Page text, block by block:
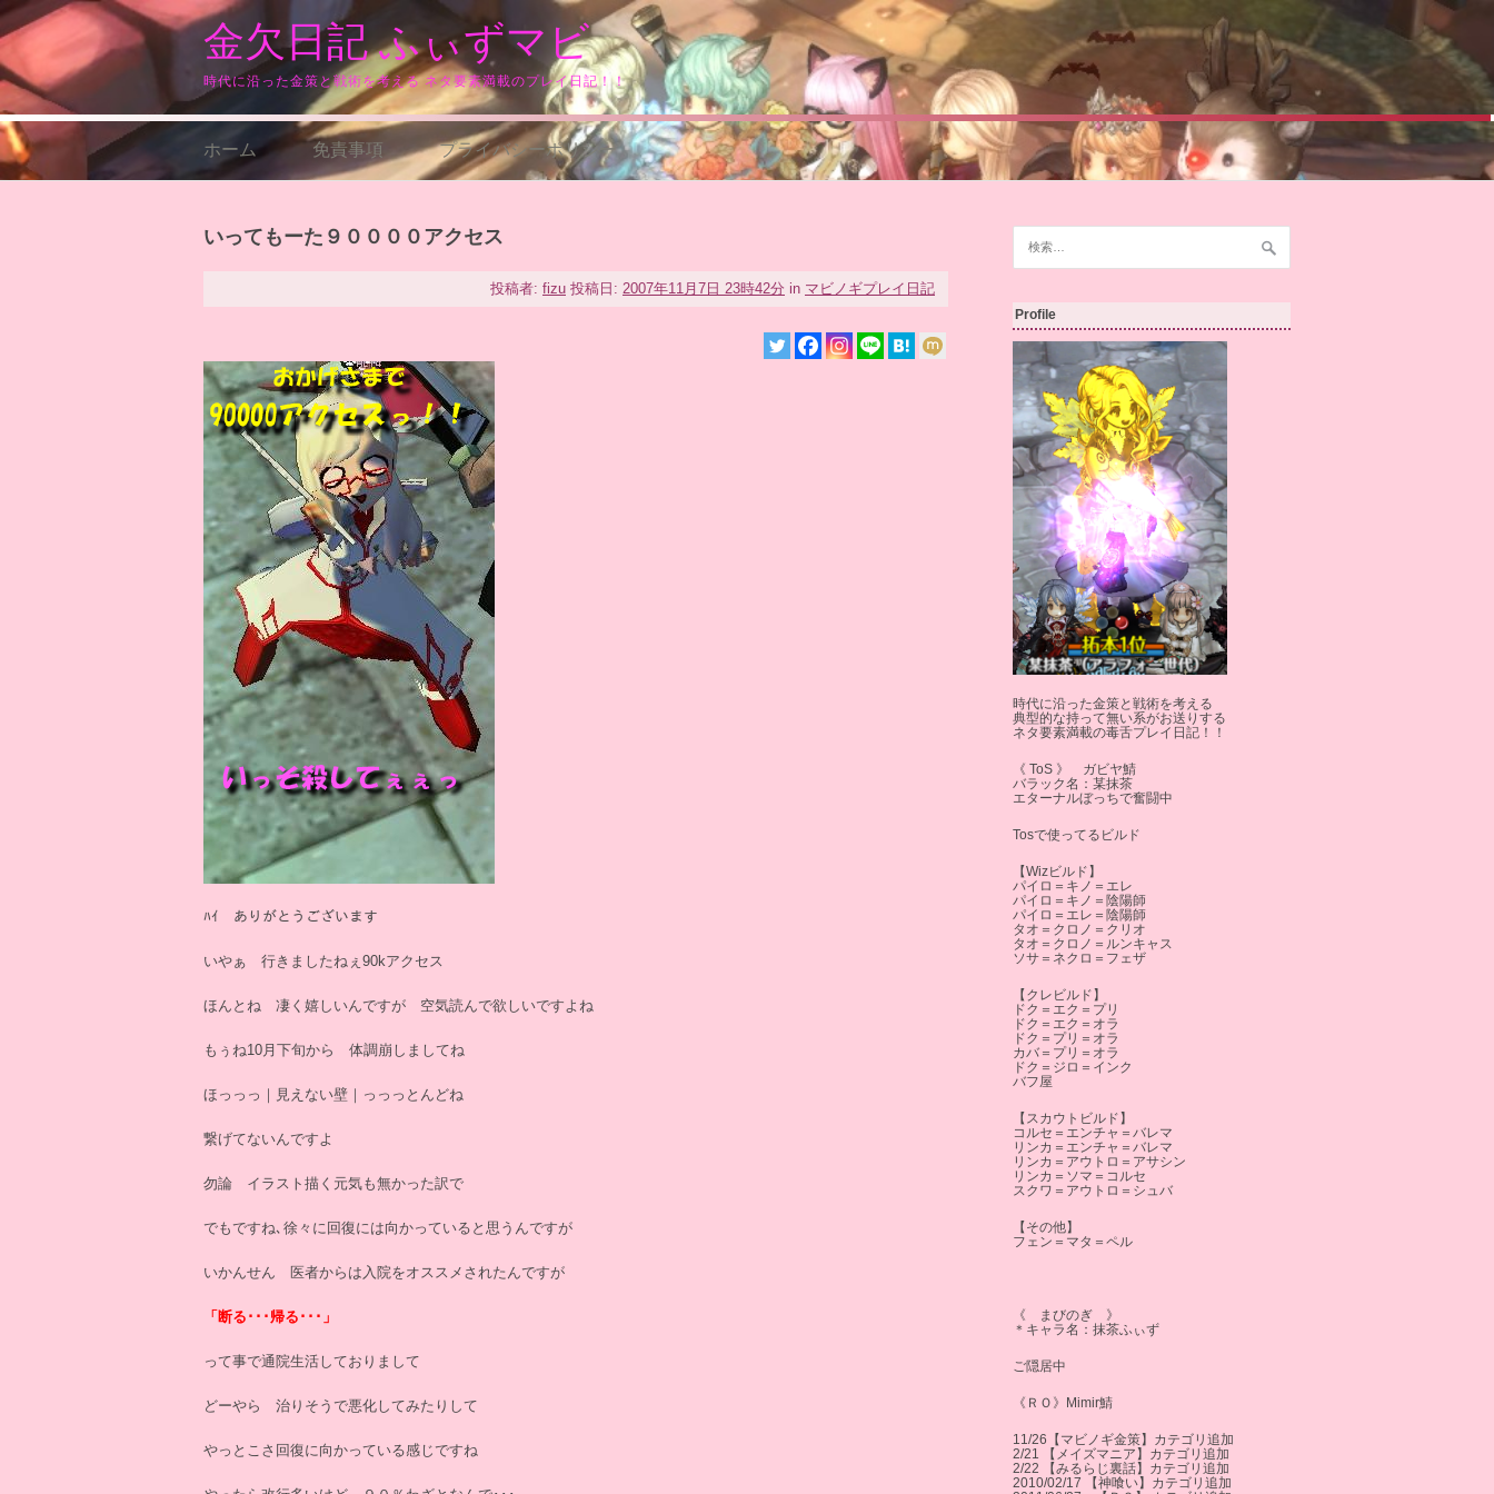
コ
ン
ン
へ
ス
キ
金欠日記 ふぃずマビ
時代に沿った金策と戦術を考える ネタ要素満載のプレイ日記！！
ホーム 免責事項 プライバシーポリシー
いってもーた９００００アクセス
投稿者: fizu 投稿日: 2007年11月7日 23時42分 in マビノギプレイ日記
ﾊｲ ありがとうございます
いやぁ 行きましたねぇ90kアクセス
ほんとね 凄く嬉しいんですが 空気読んで欲しいですよね
もぅね10月下旬から 体調崩しましてね
ほっっっ｜見えない壁｜っっっとんどね
繋げてないんですよ
勿論 イラスト描く元気も無かった訳で
でもですね､徐々に回復には向かっていると思うんですが
いかんせん 医者からは入院をオススメされたんですが
「断る･･･帰る･･･」
って事で通院生活しておりまして
どーやら 治りそうで悪化してみたりして
やっとこさ回復に向かっている感じですね
索:
Profile
時代に沿った金策と戦術を考える
典型的な持って無い系がお送りする
ネタ要素満載の毒舌プレイ日記！！
《 ToS 》 ガビヤ鯖
バラック名：某抹茶
エターナルぼっちで奮闘中
Tosで使ってるビルド
【Wizビルド】
パイロ＝キノ＝エレ
パイロ＝キノ＝陰陽師
パイロ＝エレ＝陰陽師
タオ＝クロノ＝クリオ
タオ＝クロノ＝ルンキャス
ソサ＝ネクロ＝フェザ
【クレビルド】
ドク＝エク＝プリ
ドク＝エク＝オラ
ドク＝プリ＝オラ
カバ＝プリ＝オラ
ドク＝ジロ＝インク
バフ屋
【スカウトビルド】
コルセ＝エンチャ＝バレマ
リンカ＝エンチャ＝バレマ
リンカ＝アウトロ＝アサシン
リンカ＝ソマ＝コルセ
スクワ＝アウトロ＝シュバ
【その他】
フェン＝マタ＝ペル
《 まびのぎ 》
＊キャラ名：抹茶ふぃず
ご隠居中
《ＲＯ》Mimir鯖
11/26【マビノギ金策】カテゴリ追加
2/21 【メイズマニア】カテゴリ追加
2/22 【みるらじ裏話】カテゴリ追加
2010/02/17 【神喰い】カテゴリ追加